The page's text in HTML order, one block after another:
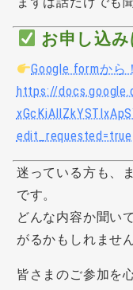
お申し込み
Google formから！
https://
edit_requested=true
迷っている方も、
です。
どんな内容か聞い
がるかもしれません
皆さまのご参加を